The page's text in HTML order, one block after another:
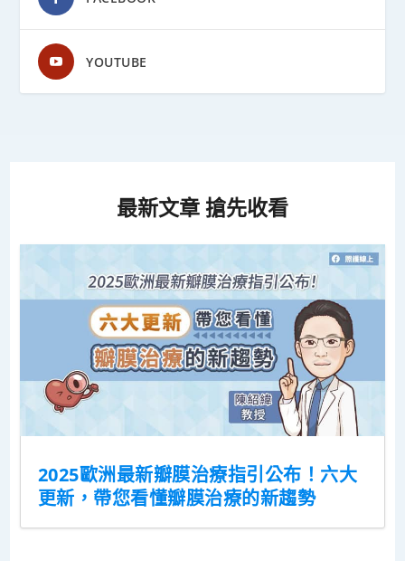
YOUTUBE
最新文章 搶先收看
2025歐洲最新瓣膜治療指引公布！六大
更新，帶您看懂瓣膜治療的新趨勢